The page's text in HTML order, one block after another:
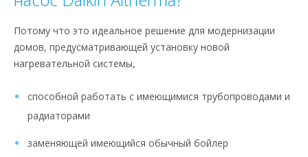
Потому что это идеальное решение для модернизации
домов, предусматривающей установку новой
нагревательной системы,
способной работать с имеющимися трубопроводами и
радиаторами
заменяющей имеющийся обычный бойлер